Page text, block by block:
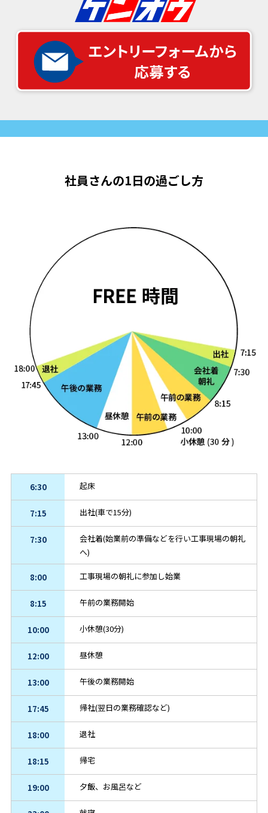
社員さんの1日の過ごし方
6:30 起床
7:15 出社(車で15分)
7:30
会社着(始業前の準備などを行い工事現場の朝礼
へ)
8:00 工事現場の朝礼に参加し始業
8:15 午前の業務開始
10:00 小休憩(30分)
12:00 昼休憩
13:00 午後の業務開始
17:45 帰社(翌日の業務確認など)
18:00 退社
18:15 帰宅
19:00 夕飯、お風呂など